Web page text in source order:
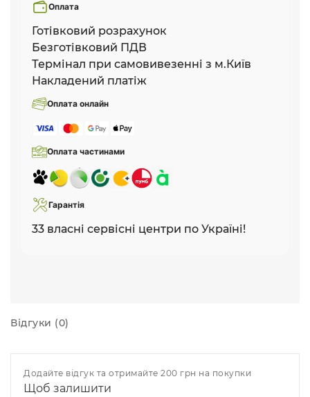
Оплата
Готівковий розрахунок
Безготівковий ПДВ
Термінал при самовивезенні з м.Київ
Накладений платіж
Оплата онлайн
Оплата частинами
Гарантія
33 власні сервісні центри по Україні!
Відгуки (0)
Додайте відгук та отримайте 200 грн на покупки
Щоб залишити